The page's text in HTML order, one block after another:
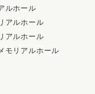
ルホール
アルホール
アルホール
モリアルホール